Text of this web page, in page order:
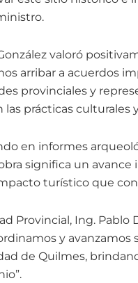
valoró
arribar a acuerdos
provinciales y
prácticas culturales
en informes
significa un
turístico que
Provincial, Ing. Pablo
y avanzamos
de Quilmes,